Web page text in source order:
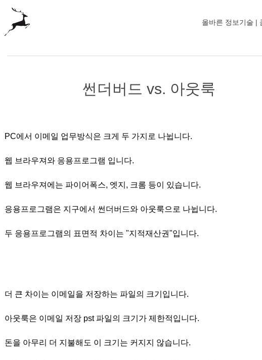
올바른 정보기술 |
썬더버드 vs. 아웃룩
PC에서 이메일 업무방식은 크게 두 가지로 나뉩니다.
웹 브라우져와 응용프로그램 입니다.
웹 브라우져에는 파이어폭스, 엣지, 크롬 등이 있습니다.
응용프로그램은 지구에서 썬더버드와 아웃룩으로 나뉩니다.
두 응용프로그램의 표면적 차이는 "지적재산권"입니다.
더 큰 차이는 이메일을 저장하는 파일의 크기입니다.
아웃룩은 이메일 저장 pst 파일의 크기가 제한적입니다.
돈을 아무리 더 지불해도 이 크기는 커지지 않습니다.